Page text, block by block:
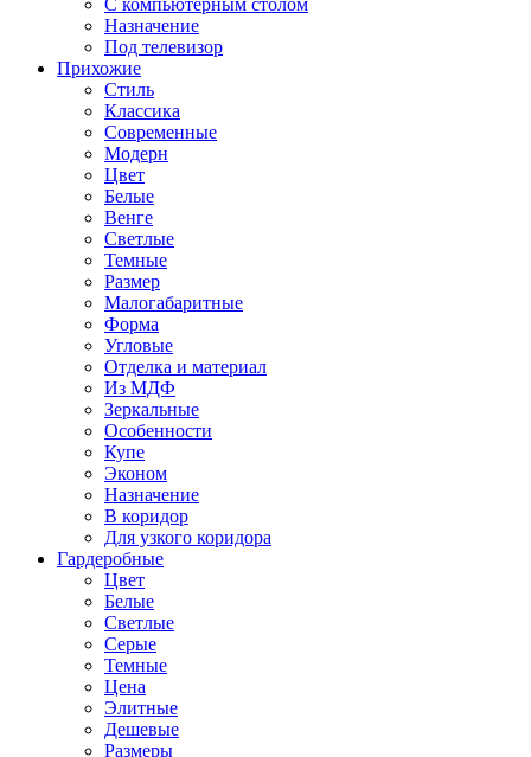
С компьютерным столом
Назначение
Под телевизор
Прихожие
Стиль
Классика
Современные
Модерн
Цвет
Белые
Венге
Светлые
Темные
Размер
Малогабаритные
Форма
Угловые
Отделка и материал
Из МДФ
Зеркальные
Особенности
Купе
Эконом
Назначение
В коридор
Для узкого коридора
Гардеробные
Цвет
Белые
Светлые
Серые
Темные
Цена
Элитные
Дешевые
Размеры